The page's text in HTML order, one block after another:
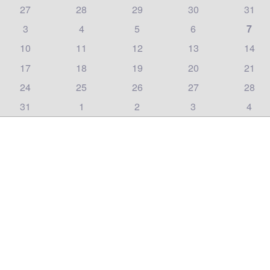
27 28 29 30 31
3 4 5 6 7
10 11 12 13 14
17 18 19 20 21
24 25 26 27 28
31 1 2 3 4